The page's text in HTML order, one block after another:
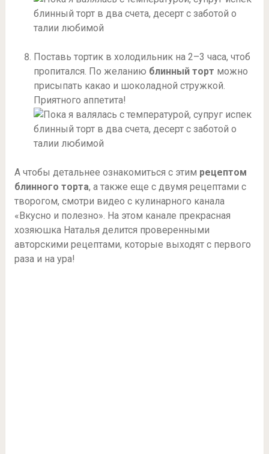
Поставь тортик в холодильник на 2–3 часа, чтоб
пропитался. По желанию блинный торт можно
присыпать какао и шоколадной стружкой.
Приятного аппетита!
А чтобы детальнее ознакомиться с этим рецептом
блинного торта, а также еще с двумя рецептами с
творогом, смотри видео с кулинарного канала
«Вкусно и полезно». На этом канале прекрасная
хозяюшка Наталья делится проверенными
авторскими рецептами, которые выходят с первого
раза и на ура!